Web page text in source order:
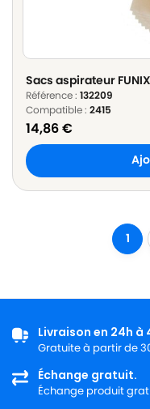
Sacs aspirateur
Référence : 132209
Compatible : 2415
14,86€
1
Livraison en 24h à
Gratuite à partir de
Échange gratuit.
Échange produit